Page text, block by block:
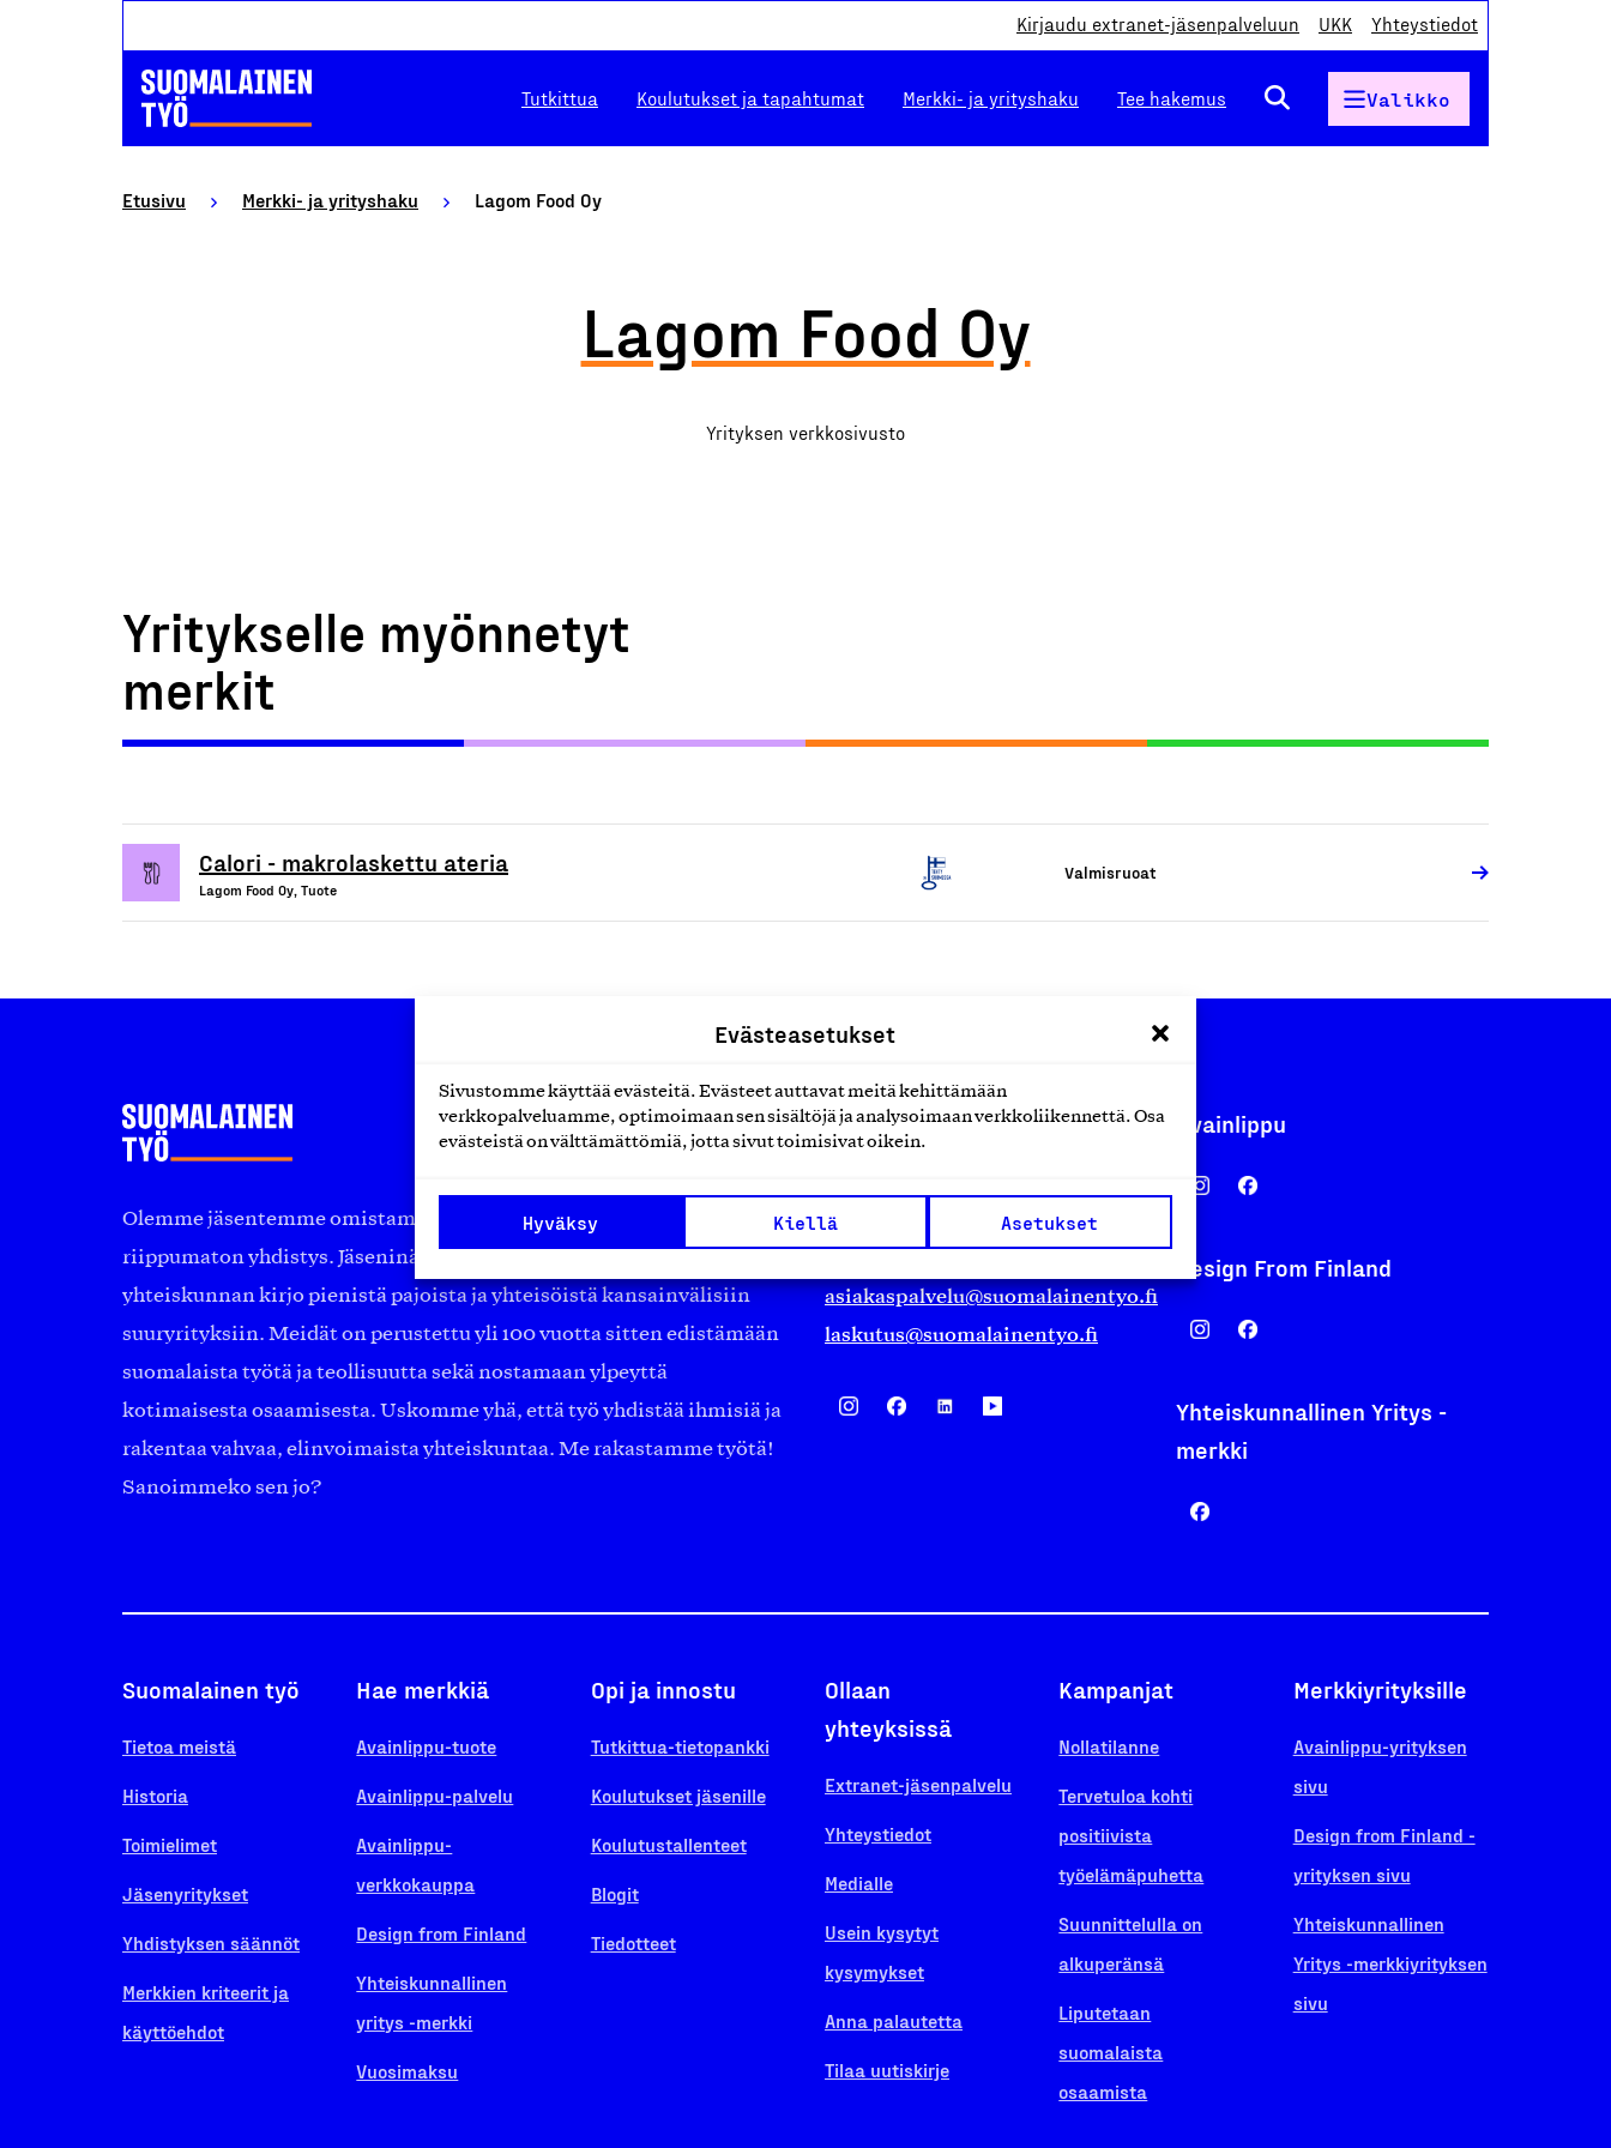
Evästeasetukset
Sivustomme käyttää evästeitä. Evästeet auttavat meitä kehittämään
verkkopalveluamme, optimoimaan sen sisältöjä ja analysoimaan verkkoliikennettä. Osa
evästeistä on välttämättömiä, jotta sivut toimisivat oikein.
Hyväksy Kiellä Asetukset
Kirjaudu extranet-jäsenpalveluun UKK Yhteystiedot
Tutkittua Koulutukset ja tapahtumat Merkki- ja yrityshaku Tee hakemus Valikko
Etusivu Merkki- ja yrityshaku Lagom Food Oy
Lagom Food Oy
Yrityksen verkkosivusto
Yritykselle myönnetyt
merkit
Calori - makrolaskettu ateria
Lagom Food Oy, Tuote
Valmisruoat
Olemme jäsentemme omistama puolueeton, työmarkkinajärjestöistä
riippumaton yhdistys. Jäseninämme on koko suomalaisen
yhteiskunnan kirjo pienistä pajoista ja yhteisöistä kansainvälisiin
suuryrityksiin. Meidät on perustettu yli 100 vuotta sitten edistämään
suomalaista työtä ja teollisuutta sekä nostamaan ylpeyttä
kotimaisesta osaamisesta. Uskomme yhä, että työ yhdistää ihmisiä ja
rakentaa vahvaa, elinvoimaista yhteiskuntaa. Me rakastamme työtä!
Sanoimmeko sen jo?
Suomalainen työ ry
00130 Helsinki
asiakaspalvelu@suomalainentyo.fi
laskutus@suomalainentyo.fi
Avainlippu
Design From Finland
Yhteiskunnallinen Yritys -
merkki
Suomalainen työ
Tietoa meistä
Historia
Toimielimet
Jäsenyritykset
Yhdistyksen säännöt
Merkkien kriteerit ja
käyttöehdot
Hae merkkiä
Avainlippu-tuote
Avainlippu-palvelu
Avainlippu-
verkkokauppa
Design from Finland
Yhteiskunnallinen
yritys -merkki
Vuosimaksu
Opi ja innostu
Tutkittua-tietopankki
Koulutukset jäsenille
Koulutustallenteet
Blogit
Tiedotteet
Ollaan
yhteyksissä
Extranet-jäsenpalvelu
Yhteystiedot
Medialle
Usein kysytyt
kysymykset
Anna palautetta
Tilaa uutiskirje
Kampanjat
Nollatilanne
Tervetuloa kohti
positiivista
työelämäpuhetta
Suunnittelulla on
alkuperänsä
Liputetaan
suomalaista
osaamista
Merkkiyrityksille
Avainlippu-yrityksen
sivu
Design from Finland -
yrityksen sivu
Yhteiskunnallinen
Yritys -merkkiyrityksen
sivu